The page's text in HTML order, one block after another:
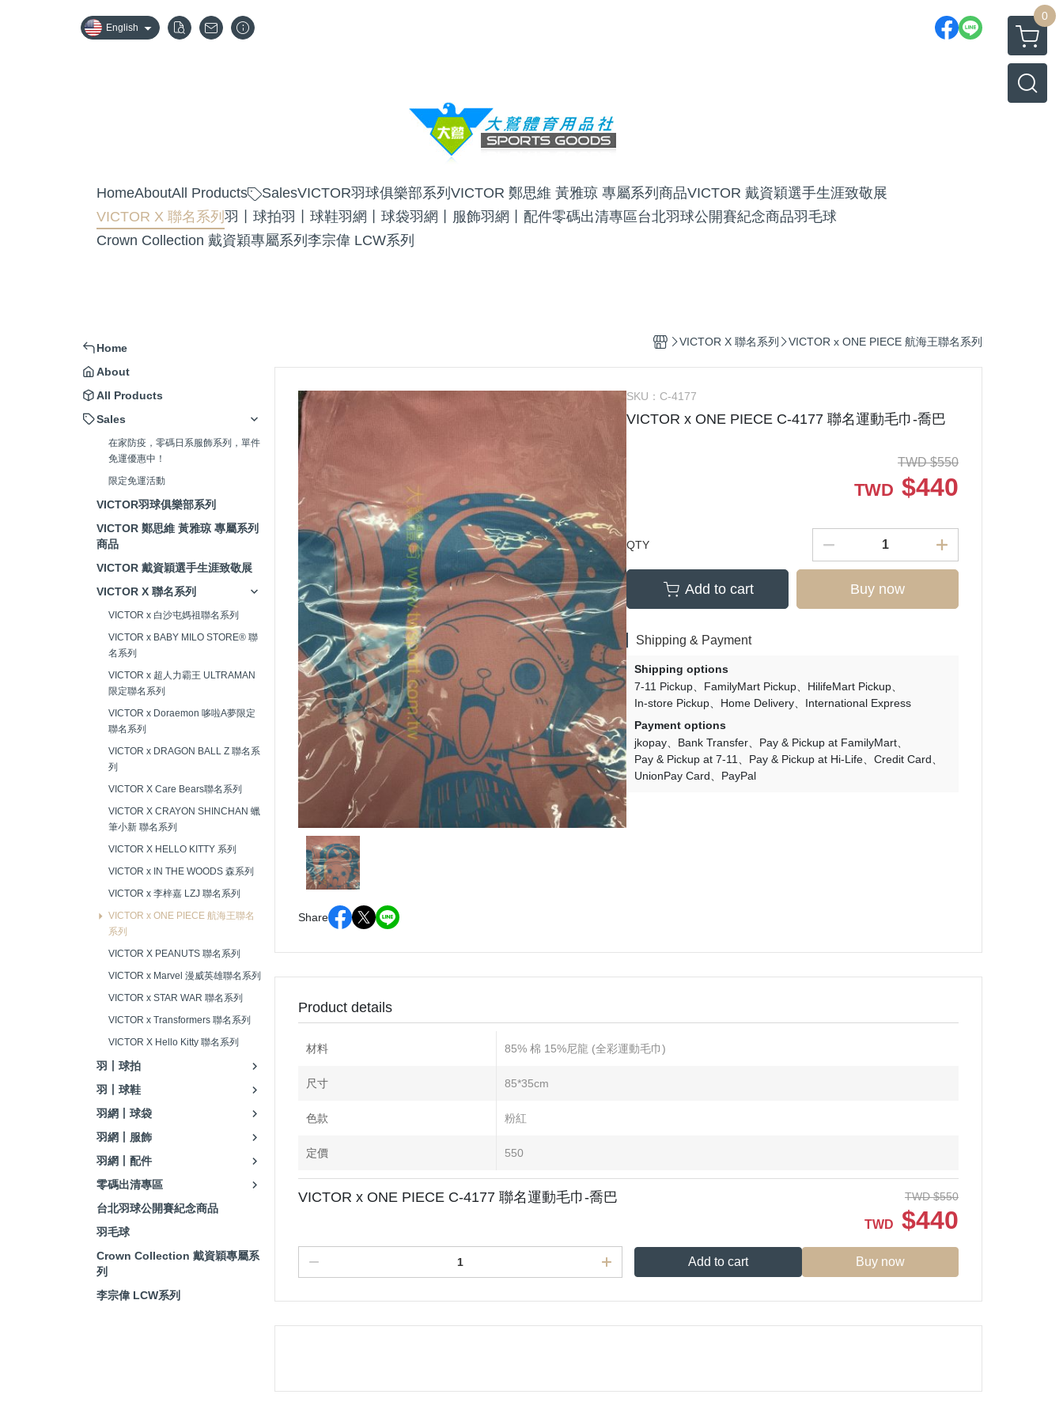
English
0
HomeAboutAll Products SalesVICTOR羽球俱樂部系列 VICTOR 鄭思維 黃雅琼 專屬系列商品VICTOR 戴資穎選手生涯致敬展
VICTOR X 聯名系列 羽丨球拍羽丨球鞋羽網丨球袋羽網丨服飾羽網丨配件零碼出清專區台北羽球公開賽紀念商品羽毛球
Crown Collection 戴資穎專屬系列 李宗偉 LCW系列
Home
About
All Products
Sales
在家防疫，零碼日系服飾系列，單件
免運優惠中！
限定免運活動
VICTOR羽球俱樂部系列
VICTOR 鄭思維 黃雅琼 專屬系列
商品
VICTOR 戴資穎選手生涯致敬展
VICTOR X 聯名系列
VICTOR x 白沙屯媽祖聯名系列
VICTOR x BABY MILO STORE® 聯
名系列
VICTOR x 超人力霸王 ULTRAMAN
限定聯名系列
VICTOR x Doraemon 哆啦A夢限定
聯名系列
VICTOR x DRAGON BALL Z 聯名系
列
VICTOR X Care Bears聯名系列
VICTOR X CRAYON SHINCHAN 蠟
筆小新 聯名系列
VICTOR X HELLO KITTY 系列
VICTOR x IN THE WOODS 森系列
VICTOR x 李梓嘉 LZJ 聯名系列
VICTOR x ONE PIECE 航海王聯名
系列
VICTOR X PEANUTS 聯名系列
VICTOR x Marvel 漫威英雄聯名系列
VICTOR x STAR WAR 聯名系列
VICTOR x Transformers 聯名系列
VICTOR X Hello Kitty 聯名系列
羽丨球拍
羽丨球鞋
羽網丨球袋
羽網丨服飾
羽網丨配件
零碼出清專區
台北羽球公開賽紀念商品
羽毛球
Crown Collection 戴資穎專屬系
列
李宗偉 LCW系列
VICTOR X 聯名系列 VICTOR x ONE PIECE 航海王聯名系列
Share
SKU： C-4177
VICTOR x ONE PIECE C-4177 聯名運動毛巾-喬巴
TWD $550
TWD $440
QTY
Add to cart Buy now
Shipping & Payment
Shipping options
7-11 Pickup
FamilyMart Pickup
HilifeMart Pickup
In-store Pickup
Home Delivery
International Express
Payment options
jkopay
Bank Transfer
Pay & Pickup at FamilyMart
Pay & Pickup at 7-11
Pay & Pickup at Hi-Life
Credit Card
UnionPay Card
PayPal
Product details
材料 85% 棉 15%尼龍 (全彩運動毛巾)
尺寸 85*35cm
色款 粉紅
定價 550
VICTOR x ONE PIECE C-4177 聯名運動毛巾-喬巴 TWD $550
TWD $440
Add to cart Buy now